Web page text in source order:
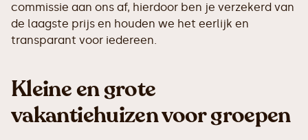
commissie aan ons af, hierdoor ben je verzekerd van
de laagste prijs en houden we het eerlijk en
transparant voor iedereen.
Kleine en grote
vakantiehuizen voor groepen